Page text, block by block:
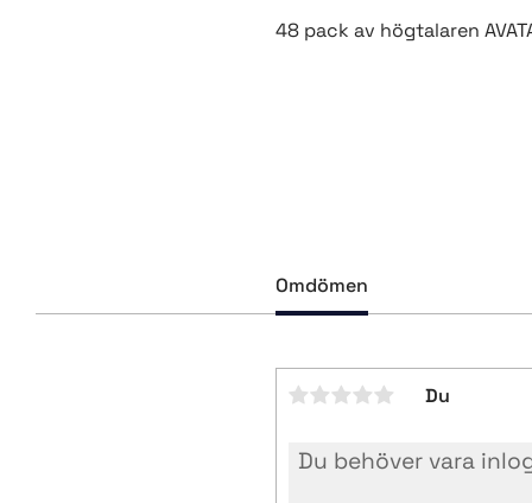
48 pack av högtalaren
Omdömen
Du